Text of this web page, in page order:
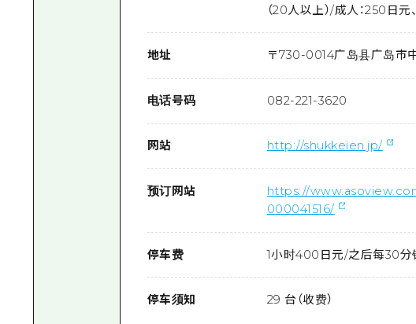
（20人以上）/成人：250日
地址 〒730-0014广岛县广岛市
电话号码 082-221-3620
网站 http://shukkeien.jp/
预订网站
https://
000041516/
停车费 1小时400日元/之后每30
停车须知 29 台（收费）